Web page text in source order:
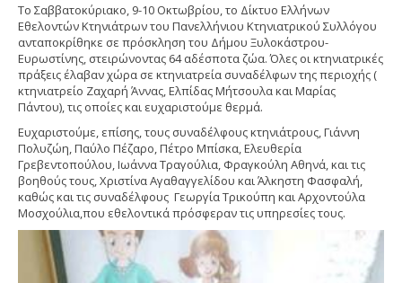
Το Σαββατοκύριακο, 9-10 Οκτωβρίου, το Δίκτυο Ελλήνων
Εθελοντών Κτηνιάτρων του Πανελλήνιου Κτηνιατρικού Συλλόγου
ανταποκρίθηκε σε πρόσκληση του Δήμου Ξυλοκάστρου-
Ευρωστίνης, στειρώνοντας 64 αδέσποτα ζώα. Όλες οι κτηνιατρικές
πράξεις έλαβαν χώρα σε κτηνιατρεία συναδέλφων της περιοχής (
κτηνιατρείο Ζαχαρή Άννας, Ελπίδας Μήτσουλα και Μαρίας
Πάντου), τις οποίες και ευχαριστούμε θερμά.
Ευχαριστούμε, επίσης, τους συναδέλφους κτηνιάτρους, Γιάννη
Πολυζώη, Παύλο Πέζαρο, Πέτρο Μπίσκα, Ελευθερία
Γρεβεντοπούλου, Ιωάννα Τραγούλια, Φραγκούλη Αθηνά, και τις
βοηθούς τους, Χριστίνα Αγαθαγγελίδου και Άλκηστη Φασφαλή,
καθώς και τις συναδέλφους Γεωργία Τρικούπη και Αρχοντούλα
Μοσχούλια,που εθελοντικά πρόσφεραν τις υπηρεσίες τους.